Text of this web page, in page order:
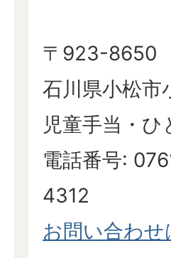
〒923-8650
石川県小松市
児童手当・
電話番号:
4312
お問い合わ